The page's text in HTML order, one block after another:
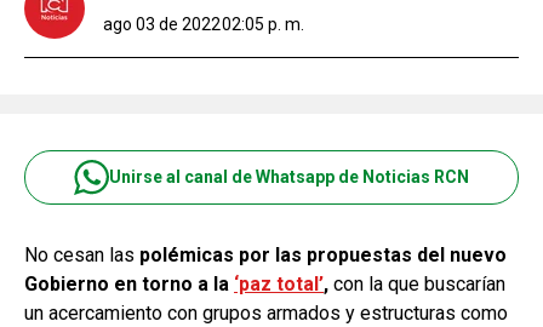
ago 03 de 202202:05 p. m.
Unirse al canal de Whatsapp de Noticias RCN
No cesan las polémicas por las propuestas del nuevo
Gobierno en torno a la ‘paz total’, con la que buscarían
un acercamiento con grupos armados y estructuras como